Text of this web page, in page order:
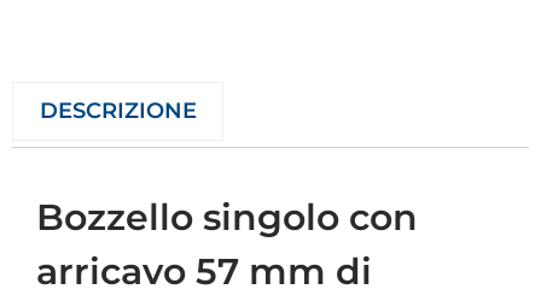
DESCRIZIONE
Bozzello singolo con
arricavo 57 mm di